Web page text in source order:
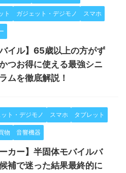
ト ガジェット・デジモノ スマホ
バイル】65歳以上の方がず
つお得に使える最強シニ
ムを徹底解説！
ト・デジモノ スマホ タブレット
物 音響機器
ーカー】半固体モバイルバ
補で迷った結果最終的に